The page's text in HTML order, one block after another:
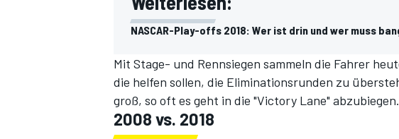
SPORTWAGEN
NASCAR-Play-offs 2018: Wer ist drin und wer muss
Mit Stage- und Rennsiegen sammeln die Fahrer
die helfen sollen, die Eliminationsrunden zu
groß, so oft es geht in die "Victory Lane" abzubiegen.
2008 vs. 2018